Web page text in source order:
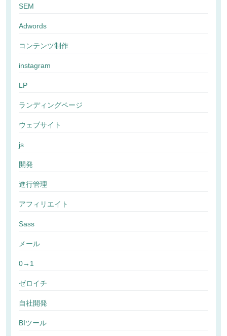
SEM
Adwords
コンテンツ制作
instagram
LP
ランディングページ
ウェブサイト
js
開発
進行管理
アフィリエイト
Sass
メール
0→1
ゼロイチ
自社開発
BIツール